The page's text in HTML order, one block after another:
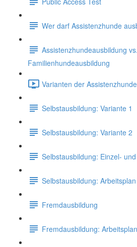
Wer darf Assistenzhunde
Assistenzhundeausbildung vs.
Familienhundeausbildung
Varianten der
Selbstausbildung: Variante 1
Selbstausbildung: Variante 2
Selbstausbildung: Einzel-
Selbstausbildung:
Fremdausbildung
Fremdausbildung: Arbeitsplan